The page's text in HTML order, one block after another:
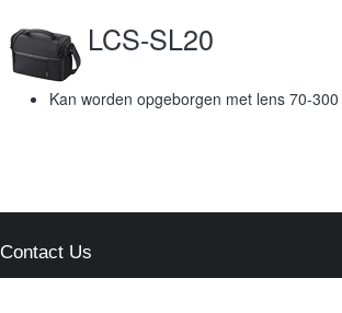
LCS-SL20
Kan worden opgeborgen met lens 70-
Contact Us